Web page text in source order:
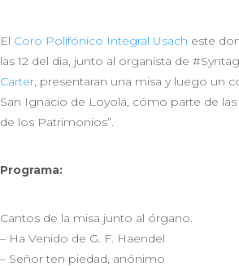
El Coro Polifónico Integral Usach este
las 12 del dia, junto al organista de
Carter, presentaran una misa y luego un
San Ignacio de Loyola, cómo parte de las
de los Patrimonios”.
Programa:
Cantos de la misa junto al órgano.
– Ha Venido de G. F. Haendel
– Señor ten piedad, anónimo